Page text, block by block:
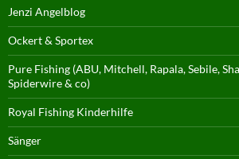
Jenzi Angelblog
Ockert & Sportex
Pure Fishing (ABU, Mitchell, Rapala, Sebile,
Spiderwire & co)
Royal Fishing Kinderhilfe
Sänger